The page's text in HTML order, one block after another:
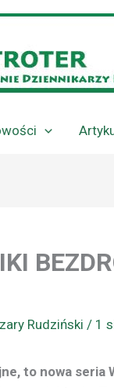
Rudziński / 1
to nowa seria